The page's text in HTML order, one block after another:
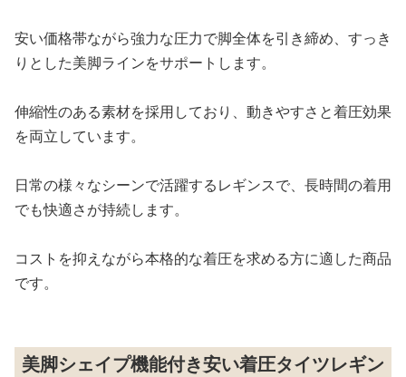
安い価格帯ながら強力な圧力で脚全体を引き締め、すっき
りとした美脚ラインをサポートします。
伸縮性のある素材を採用しており、動きやすさと着圧効果
を両立しています。
日常の様々なシーンで活躍するレギンスで、長時間の着用
でも快適さが持続します。
コストを抑えながら本格的な着圧を求める方に適した商品
です。
美脚シェイプ機能付き安い着圧タイツレギン